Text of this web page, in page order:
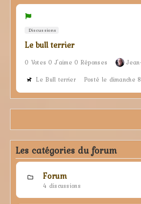
Discussions
Le bull terrier
0 Votes 0 J'aime 0 Réponses
Le Bull terrier
Posté le dimanche
Les catégories du forum
Forum
4 discussions